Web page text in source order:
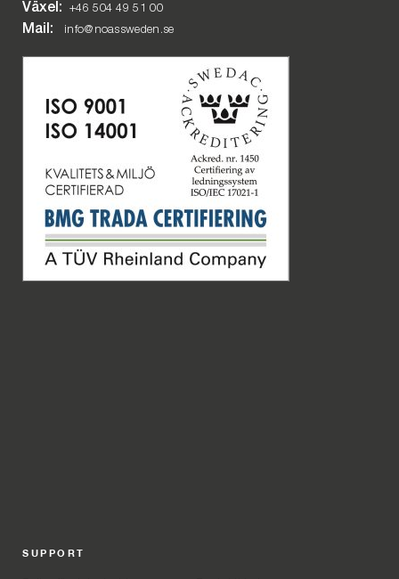
Växel: +46 504 49 51 00
Mail: info@noassweden.se
SUPPORT